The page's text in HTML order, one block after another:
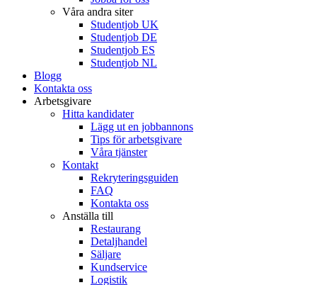
Våra andra siter
Studentjob UK
Studentjob DE
Studentjob ES
Studentjob NL
Blogg
Kontakta oss
Arbetsgivare
Hitta kandidater
Lägg ut en jobbannons
Tips för arbetsgivare
Våra tjänster
Kontakt
Rekryteringsguiden
FAQ
Kontakta oss
Anställa till
Restaurang
Detaljhandel
Säljare
Kundservice
Logistik